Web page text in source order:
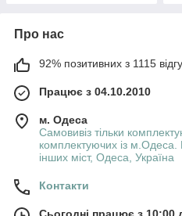
Про нас
92% позитивних з 1115
Працює з 04.10.2010
м. Одеса
Самовивіз тільки
комплектуючих із м.Одеса.
інших міст, Одеса, Україна
Контакти